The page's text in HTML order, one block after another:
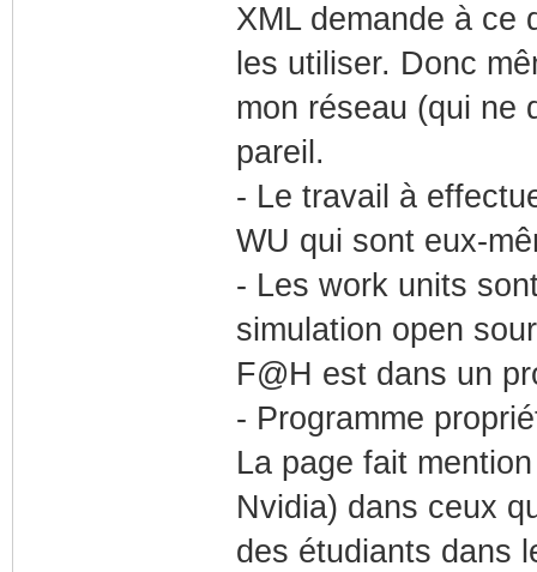
XML demande à ce
les utiliser. Donc
mon réseau (qui ne
pareil.
- Le travail à
WU qui sont eux-
- Les work units
simulation open
F@H est dans un
- Programme
La page fait
Nvidia) dans ceux
des étudiants dans